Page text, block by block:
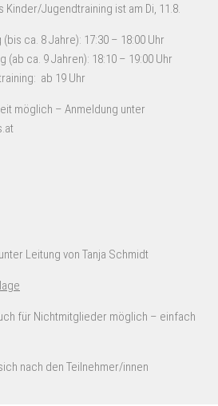
Kinder/Jugendtraining ist am Di, 11.8.
ca. 8 Jahre): 17:30 – 18:00 Uhr
ca. 9 Jahren): 18:10 – 19:00 Uhr
ab 19 Uhr
möglich – Anmeldung unter
Leitung von Tanja Schmidt
für Nichtmitglieder möglich – einfach
nach den Teilnehmer/innen